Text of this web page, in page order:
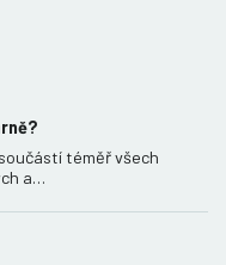
téměř všech
a…